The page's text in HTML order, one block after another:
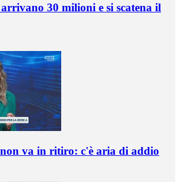
30 milioni e si scatena il
va in ritiro: c'è aria di addio